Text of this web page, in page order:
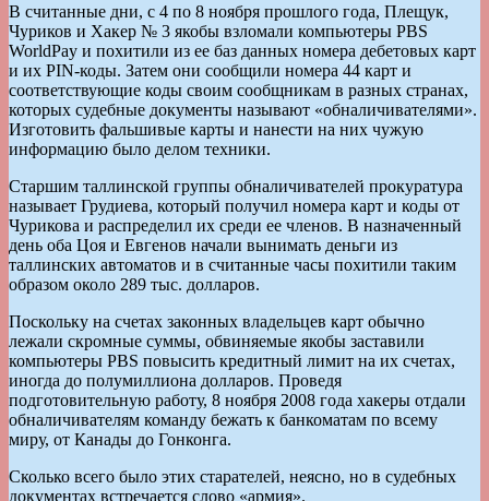
В считанные дни, с 4 по 8 ноября прошлого года, Плещук,
Чуриков и Хакер № 3 якобы взломали компьютеры PBS
WorldPay и похитили из ее баз данных номера дебетовых карт
и их PIN-коды. Затем они сообщили номера 44 карт и
соответствующие коды своим сообщникам в разных странах,
которых судебные документы называют «обналичивателями».
Изготовить фальшивые карты и нанести на них чужую
информацию было делом техники.
Старшим таллинской группы обналичивателей прокуратура
называет Грудиева, который получил номера карт и коды от
Чурикова и распределил их среди ее членов. В назначенный
день оба Цоя и Евгенов начали вынимать деньги из
таллинских автоматов и в считанные часы похитили таким
образом около 289 тыс. долларов.
Поскольку на счетах законных владельцев карт обычно
лежали скромные суммы, обвиняемые якобы заставили
компьютеры PBS повысить кредитный лимит на их счетах,
иногда до полумиллиона долларов. Проведя
подготовительную работу, 8 ноября 2008 года хакеры отдали
обналичивателям команду бежать к банкоматам по всему
миру, от Канады до Гонконга.
Сколько всего было этих старателей, неясно, но в судебных
документах встречается слово «армия».